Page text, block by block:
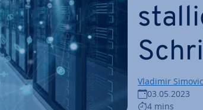
Vladimir Simovic
03.05.2023
4 mins